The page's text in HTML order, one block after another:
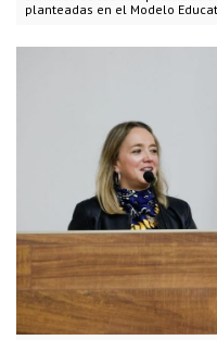
planteadas en el Modelo